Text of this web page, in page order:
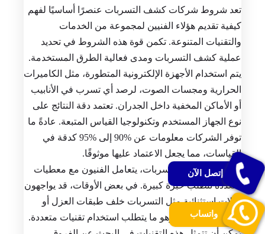
تعد شروط شركات كشف التسربات عنصرًا أساسيًا لفهم
كيفية تقديم هؤلاء الفنيين لمجموعة من الخدمات
والتقنيات المتنوعة. تكمن قوة هذه الشروط في تحديد
عملية كشف التسربات ومدى فعالية الطرق المستخدمة.
يتم استخدام الأجهزة الإلكترونية المتطورة، مثل الكاميرات
الحرارية ومجسات الصوت، لرصد أي تسرب في الأنابيب
أو الأماكن المخفية داخل الجدران. تعتمد دقة النتائج على
نوع الجهاز المستخدم وتكنولوجيا القياس المتبعة. عادةً ما
توفر الشركات معلومات عن %90 إلى %95 كدقة في
القياسات، مما يجعل الاعتماد عليها موثوقًا.
عند الكشف عن التسربات، يتعامل الفنيون مع معطيات
متعددة تتطلب خبرة كبيرة. في بعض الأوقات، قد يواجهون
حالات استثنائية مثل التسربات خلف طبقات العزل أو
الأسطح المغطاة، وهو ما يتطلب استخدام تقنيات متعددة.
إتصل الآن
واتساب